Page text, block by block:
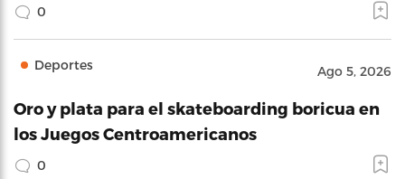
0
Deportes Ago 5, 2026
Oro y plata para el skateboarding boricua en
los Juegos Centroamericanos
0